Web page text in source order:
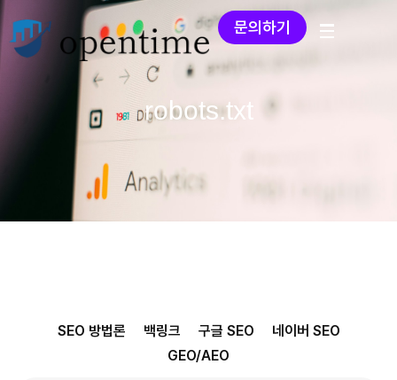
문의하기
robots.txt
SEO 방법론 백링크 구글 SEO
네이버 SEO
GEO/AEO